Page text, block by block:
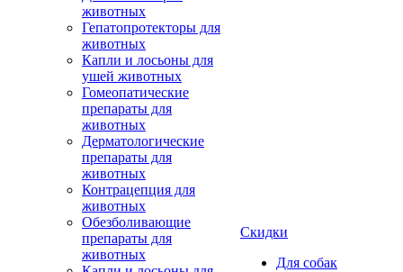
животных
Гепатопротекторы для
животных
Капли и лосьоны для
ушей животных
Гомеопатические
препараты для
животных
Дерматологические
препараты для
животных
Контрацепция для
животных
Обезболивающие
препараты для
животных
Скидки
Для собак